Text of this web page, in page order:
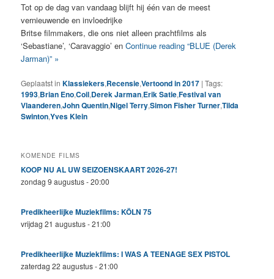
Tot op de dag van vandaag blijft hij één van de meest
vernieuwende en invloedrijke
Britse filmmakers, die ons niet alleen prachtfilms als
‘Sebastiane’, ‘Caravaggio’ enContinue reading “BLUE (Derek
Jarman)” »
Geplaatst in Klassiekers,Recensie,Vertoond in 2017 |Tags:
1993,Brian Eno,Coil,Derek Jarman,Erik Satie,Festival van
Vlaanderen,John Quentin,Nigel Terry,Simon Fisher Turner,Tilda
Swinton,Yves Klein
KOMENDE FILMS
KOOP NU AL UW SEIZOENSKAART 2026-27!
zondag 9 augustus - 20:00
Predikheerlijke Muziekfilms: KÖLN 75
vrijdag 21 augustus - 21:00
Predikheerlijke Muziekfilms: I WAS A TEENAGE SEX PISTOL
zaterdag 22 augustus - 21:00